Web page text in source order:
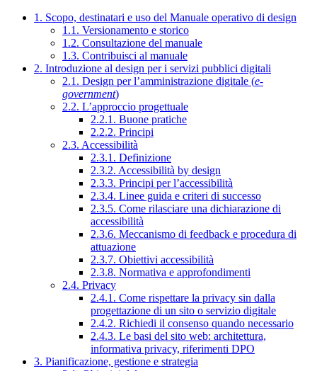
1. Scopo, destinatari e uso del Manuale operativo di design
1.1. Versionamento e storico
1.2. Consultazione del manuale
1.3. Contribuisci al manuale
2. Introduzione al design per i servizi pubblici digitali
2.1. Design per l’amministrazione digitale (e-
government)
2.2. L’approccio progettuale
2.2.1. Buone pratiche
2.2.2. Principi
2.3. Accessibilità
2.3.1. Definizione
2.3.2. Accessibilità by design
2.3.3. Principi per l’accessibilità
2.3.4. Linee guida e criteri di successo
2.3.5. Come rilasciare una dichiarazione di
accessibilità
2.3.6. Meccanismo di feedback e procedura di
attuazione
2.3.7. Obiettivi accessibilità
2.3.8. Normativa e approfondimenti
2.4. Privacy
2.4.1. Come rispettare la privacy sin dalla
progettazione di un sito o servizio digitale
2.4.2. Richiedi il consenso quando necessario
2.4.3. Le basi del sito web: architettura,
informativa privacy, riferimenti DPO
3. Pianificazione, gestione e strategia